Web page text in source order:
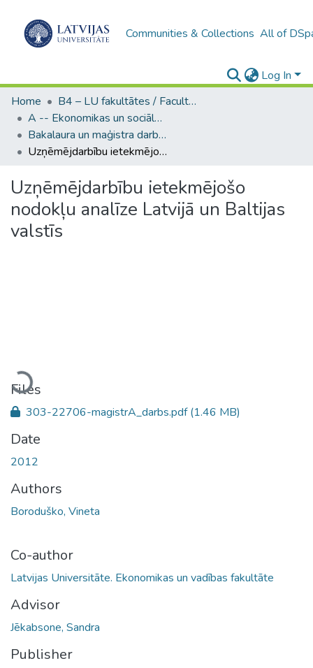
Communities & Collections All of
Log In
Home
B4 – LU fakultātes / Faculties of the UL
A -- Ekonomikas un sociālo zinātņu fakultāte / Faculty of Economics and Social Sciences
Bakalaura un maģistra darbi (ESZF) / Bachelor's and Master's theses
Uzņēmējdarbību ietekmējošo nodokļu analīze Latvijā un Baltijas valstīs
Uzņēmējdarbību ietekmējošo
nodokļu analīze Latvijā un Baltijas
valstīs
Loading...
Files
303-22706-magistrA_darbs.pdf(1.46 MB)
Date
2012
Authors
Boroduško, Vineta
Co-author
Latvijas Universitāte. Ekonomikas un vadības fakultāte
Advisor
Jēkabsone, Sandra
Publisher